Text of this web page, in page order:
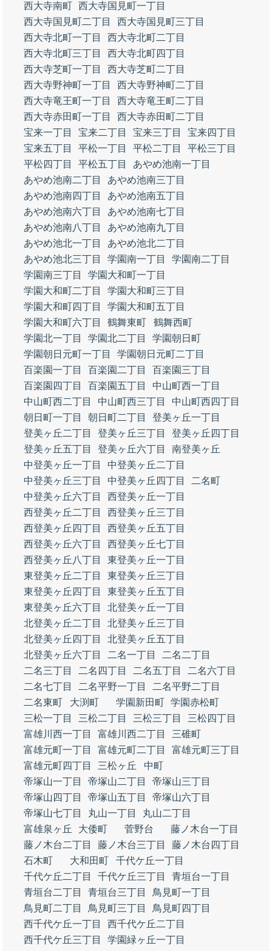
西大寺南町 西大寺国見町一丁目
西大寺国見町二丁目
西大寺国見町三丁目
西大寺北町一丁目
西大寺北町二丁目
西大寺北町三丁目
西大寺北町四丁目
西大寺芝町一丁目
西大寺芝町二丁目
西大寺野神町一丁目
西大寺野神町二丁目
西大寺竜王町一丁目
西大寺竜王町二丁目
西大寺赤田町一丁目
西大寺赤田町二丁目
宝来一丁目
宝来二丁目 宝来三丁目
宝来四丁目
宝来五丁目
平松一丁目 平松二丁目
平松三丁目
平松四丁目
平松五丁目
あやめ池南一丁目
あやめ池南二丁目
あやめ池南三丁目
あやめ池南四丁目
あやめ池南五丁目
あやめ池南六丁目
あやめ池南七丁目
あやめ池南八丁目
あやめ池南九丁目
あやめ池北一丁目
あやめ池北二丁目
あやめ池北三丁目
学園南一丁目
学園南二丁目
学園南三丁目
学園大和町一丁目
学園大和町二丁目
学園大和町三丁目
学園大和町四丁目
学園大和町五丁目
学園大和町六丁目
鶴舞東町
鶴舞西町
学園北一丁目
学園北二丁目
学園朝日町
学園朝日元町一丁目
学園朝日元町二丁目
百楽園一丁目
百楽園二丁目
百楽園三丁目
百楽園四丁目
百楽園五丁目
中山町西一丁目
中山町西二丁目
中山町西三丁目
中山町西四丁目
朝日町一丁目
朝日町二丁目
登美ヶ丘一丁目
登美ヶ丘二丁目
登美ヶ丘三丁目
登美ヶ丘四丁目
登美ヶ丘五丁目
登美ヶ丘六丁目
南登美ヶ丘
中登美ヶ丘一丁目
中登美ヶ丘二丁目
中登美ヶ丘三丁目
中登美ヶ丘四丁目
二名町
中登美ヶ丘六丁目
西登美ヶ丘一丁目
西登美ヶ丘二丁目
西登美ヶ丘三丁目
西登美ヶ丘四丁目
西登美ヶ丘五丁目
西登美ヶ丘六丁目
西登美ヶ丘七丁目
西登美ヶ丘八丁目
東登美ヶ丘一丁目
東登美ヶ丘二丁目
東登美ヶ丘三丁目
東登美ヶ丘四丁目
東登美ヶ丘五丁目
東登美ヶ丘六丁目
北登美ヶ丘一丁目
北登美ヶ丘二丁目
北登美ヶ丘三丁目
北登美ヶ丘四丁目
北登美ヶ丘五丁目
北登美ヶ丘六丁目
二名一丁目
二名二丁目
二名三丁目
二名四丁目 二名五丁目
二名六丁目
二名七丁目
二名平野一丁目
二名平野二丁目
二名東町
大渕町 学園新田町 学園赤松町
三松一丁目
三松二丁目 三松三丁目
三松四丁目
富雄川西一丁目
富雄川西二丁目
三碓町
富雄元町一丁目
富雄元町二丁目
富雄元町三丁目
富雄元町四丁目
三松ヶ丘
中町
帝塚山一丁目
帝塚山二丁目
帝塚山三丁目
帝塚山四丁目
帝塚山五丁目
帝塚山六丁目
帝塚山七丁目
丸山一丁目
丸山二丁目
富雄泉ヶ丘
大倭町 菅野台
藤ノ木台一丁目
藤ノ木台二丁目
藤ノ木台三丁目
藤ノ木台四丁目
石木町
大和田町
千代ケ丘一丁目
千代ケ丘二丁目
千代ケ丘三丁目
青垣台一丁目
青垣台二丁目
青垣台三丁目
鳥見町一丁目
鳥見町二丁目
鳥見町三丁目
鳥見町四丁目
西千代ケ丘一丁目
西千代ケ丘二丁目
西千代ケ丘三丁目
学園緑ヶ丘一丁目